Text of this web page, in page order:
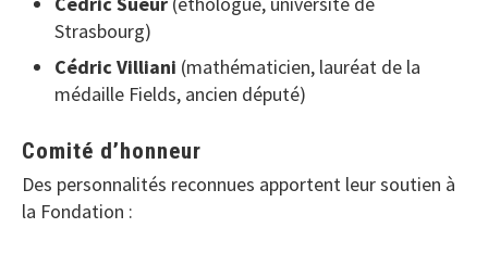
Strasbourg)
Cédric Villiani (mathématicien, lauréat de la
médaille Fields, ancien député)
Comité d’honneur
Des personnalités reconnues apportent leur soutien à
la Fondation :